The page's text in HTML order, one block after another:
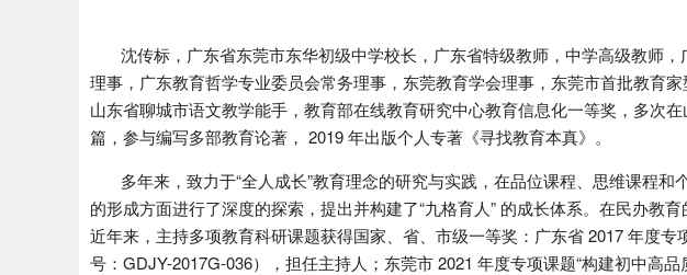
沈传标，广东省东莞市东华初级中学校长，广东省特级教师，中学高级教师，
理事，广东教育哲学专业委员会常务理事，东莞教育学会理事，东莞市首批教育
山东省聊城市语文教学能手，教育部在线教育研究中心教育信息化一等奖，多次
篇，参与编写多部教育论著， 2019 年出版个人专著《寻找教育本真》。
多年来，致力于“全人成长”教育理念的研究与实践，在品位课程、思维课程和
的形成方面进行了深度的探索，提出并构建了“九格育人” 的成长体系。在民办教
近年来，主持多项教育科研课题获得国家、省、市级一等奖：广东省 2017 年度专
号：GDJY-2017G-036），担任主持人；东莞市 2021 年度专项课题“构建初中高品